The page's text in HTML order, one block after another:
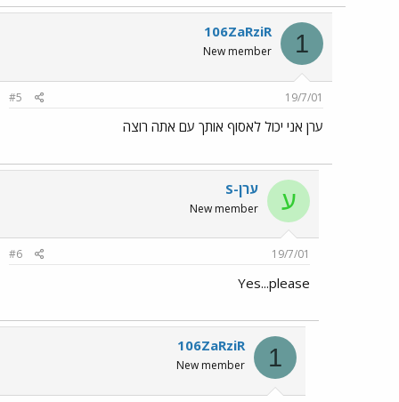
1
106ZaRziR
New member
19/7/01
#5
ערן אני יכול לאסוף אותך עם אתה רוצה
ע ערן-S
New member
19/7/01
#6
Yes...please
1
106ZaRziR
New member